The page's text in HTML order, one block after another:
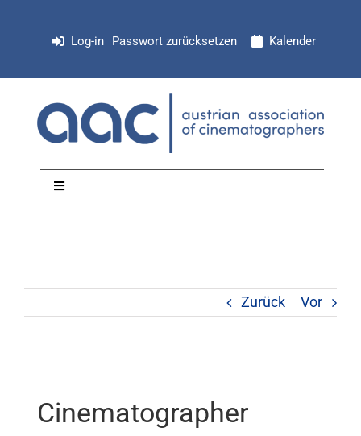
Log-in Passwort zurücksetzen Kalender
Toggle
Zurück Vor
Cinematographer